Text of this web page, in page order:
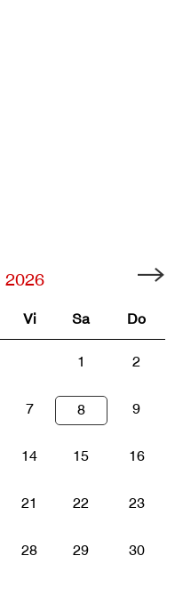
2026
Vi Sa Do
1 2
7 8 9
14 15 16
21 22 23
28 29 30